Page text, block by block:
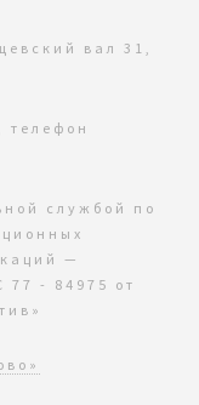
вал 31,
телефон
службой по
—
- 84975 от